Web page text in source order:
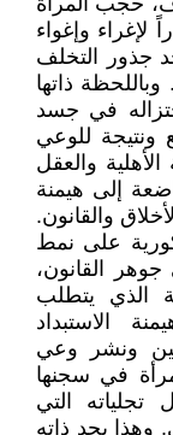
لإغراء وإغواء
جذور التخلف
ذاتها
في جسد
ونتيجة للوعي
والعقل
إلى هيمنة
والقانون.
على نمط
جوهر القانون،
الذي يتطلب
الاستبداد
ونشر وعي
في سجنها
تجلياته التي
وهذا بحد ذاته